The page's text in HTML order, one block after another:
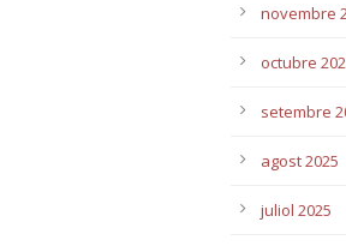
novembre
octubre
setembre
agost 2025
juliol 2025